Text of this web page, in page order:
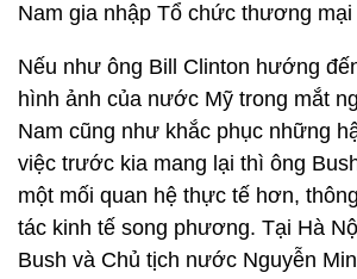
Nam gia nhập Tổ chức thương
Nếu như ông Bill Clinton hướng
hình ảnh của nước Mỹ trong mắt
Nam cũng như khắc phục những
việc trước kia mang lại thì ông
một mối quan hệ thực tế hơn,
tác kinh tế song phương. Tại Hà
Bush và Chủ tịch nước Nguyễn